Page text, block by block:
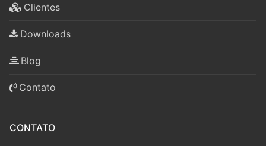
Clientes
Downloads
Blog
Contato
CONTATO